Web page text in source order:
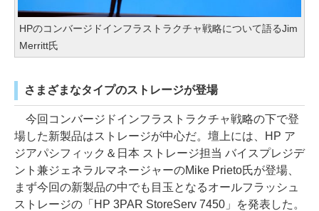
HPのコンバージドインフラストラクチャ戦略について語るJim
Merritt氏
さまざまなタイプのストレージが登場
今回コンバージドインフラストラクチャ戦略の下で登
場した新製品はストレージが中心だ。壇上には、HP ア
ジアパシフィック＆日本 ストレージ担当 バイスプレジデ
ント兼ジェネラルマネージャーのMike Prieto氏が登場、
まず今回の新製品の中でも目玉となるオールフラッシュ
ストレージの「HP 3PAR StoreServ 7450」を発表した。